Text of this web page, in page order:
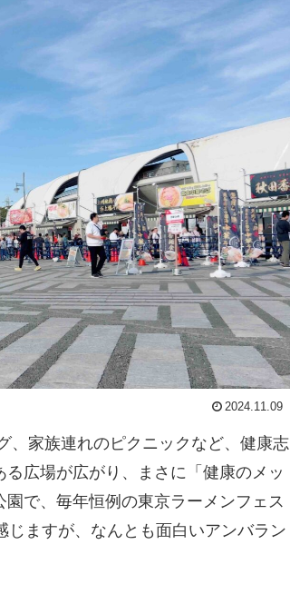
2024.11.09
、家族連れのピクニックなど、健康志
広場が広がり、まさに「健康のメッ
で、毎年恒例の東京ラーメンフェス
ますが、なんとも面白いアンバラン